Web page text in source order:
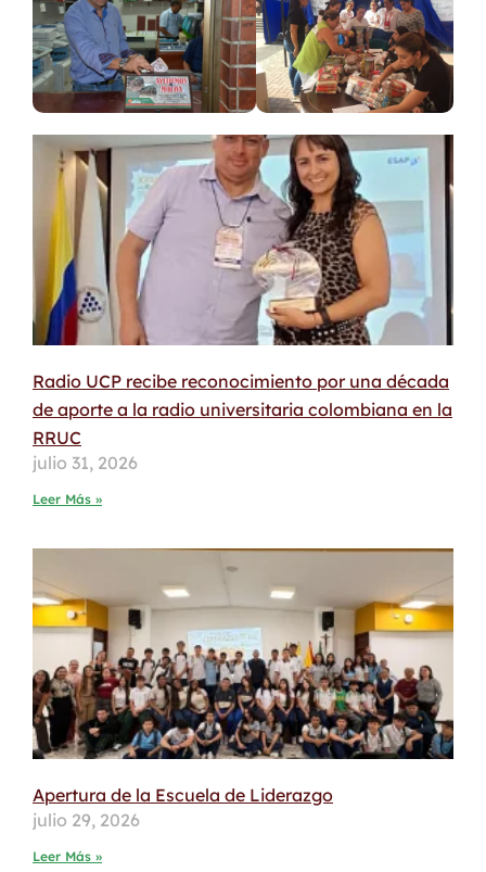
Radio UCP recibe reconocimiento por una década
de aporte a la radio universitaria colombiana en la
RRUC
julio 31, 2026
Leer Más »
Apertura de la Escuela de Liderazgo
julio 29, 2026
Leer Más »